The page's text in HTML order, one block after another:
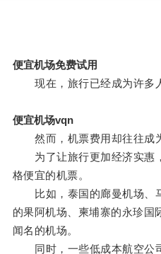
便宜机场免费试用
现在，旅行已经成为许多人
便宜机场vqn
然而，机票费用却往往成为
为了让旅行更加经济实惠
格便宜的机票。
比如，泰国的廊曼机场、
的果阿机场、柬埔寨的永珍国
闻名的机场。
同时，一些低成本航空公